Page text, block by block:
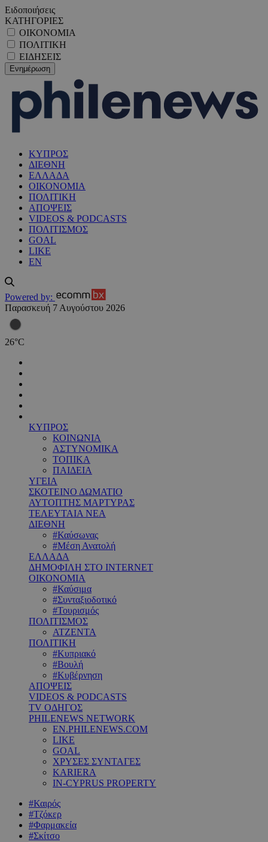
Ειδοποιήσεις
ΚΑΤΗΓΟΡΙΕΣ
ΟΙΚΟΝΟΜΙΑ
ΠΟΛΙΤΙΚΗ
ΕΙΔΗΣΕΙΣ
ΚΥΠΡΟΣ
ΔΙΕΘΝΗ
ΕΛΛΑΔΑ
ΟΙΚΟΝΟΜΙΑ
ΠΟΛΙΤΙΚΗ
ΑΠΟΨΕΙΣ
VIDEOS & PODCASTS
ΠΟΛΙΤΙΣΜΟΣ
GOAL
LIKE
EN
Powered by:
Παρασκευή 7 Αυγούστου 2026
26°C
ΚΥΠΡΟΣ
ΚΟΙΝΩΝΙΑ
ΑΣΤΥΝΟΜΙΚΑ
ΤΟΠΙΚΑ
ΠΑΙΔΕΙΑ
ΥΓΕΙΑ
ΣΚΟΤΕΙΝΟ ΔΩΜΑΤΙΟ
ΑΥΤΟΠΤΗΣ ΜΑΡΤΥΡΑΣ
ΤΕΛΕΥΤΑΙΑ ΝΕΑ
ΔΙΕΘΝΗ
#Καύσωνας
#Μέση Ανατολή
ΕΛΛΑΔΑ
ΔΗΜΟΦΙΛΗ ΣΤΟ INTERNET
ΟΙΚΟΝΟΜΙΑ
#Καύσιμα
#Συνταξιοδοτικό
#Τουρισμός
ΠΟΛΙΤΙΣΜΟΣ
ΑΤΖΕΝΤΑ
ΠΟΛΙΤΙΚΗ
#Κυπριακό
#Βουλή
#Κυβέρνηση
ΑΠΟΨΕΙΣ
VIDEOS & PODCASTS
TV ΟΔΗΓΟΣ
PHILENEWS NETWORK
EN.PHILENEWS.COM
LIKE
GOAL
ΧΡΥΣΕΣ ΣΥΝΤΑΓΕΣ
KARIERA
IN-CYPRUS PROPERTY
#Καιρός
#Τζόκερ
#Φαρμακεία
#Σκίτσο